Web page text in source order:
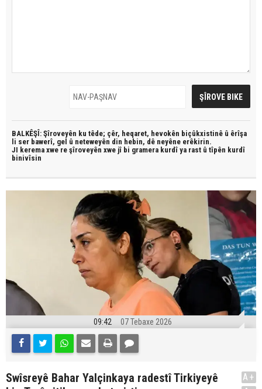
BALKÊŞÎ: Şîroveyên ku têde; çêr, heqaret, hevokên biçûkxistinê û êrîşa
li ser bawerî, gel û neteweyên din hebin, dê neyêne erêkirin.
JI kerema xwe re şîroveyên xwe jî bi gramera kurdî ya rast û tîpên kurdî
binivîsin
09:42 07 Tebaxe 2026
Swîsreyê Bahar Yalçinkaya radestî Tirkiyeyê
A+